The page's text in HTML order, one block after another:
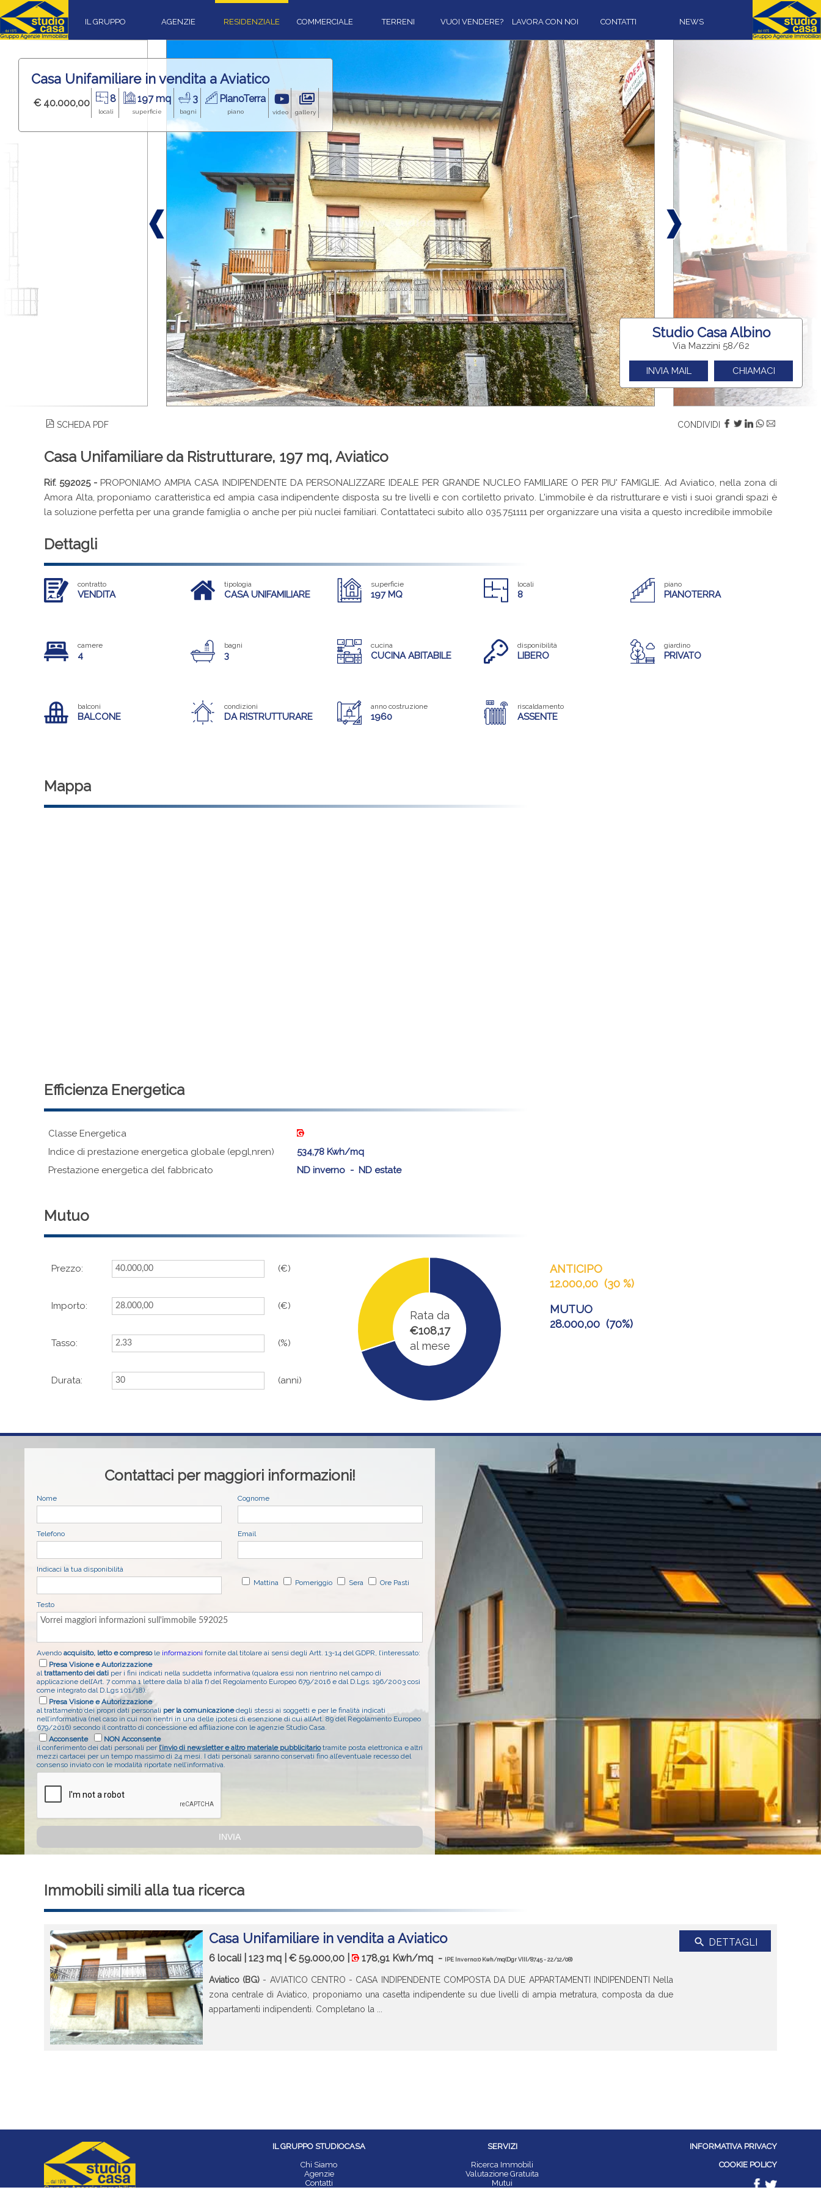
IL GRUPPO AGENZIE RESIDENZIALE COMMERCIALE TERRENI VUOI VENDERE? LAVORA CON NOI CONTATTI NEWS
Casa Unifamiliare in vendita a Aviatico
€ 40.000,00 8
locali
197 mq
superficie
3
bagni
PianoTerra
piano video gallery
Studio Casa Albino
Via Mazzini 58/62
INVIA MAIL CHIAMACI
SCHEDA PDF CONDIVIDI
Casa Unifamiliare da Ristrutturare, 197 mq, Aviatico
Rif. 592025 - PROPONIAMO AMPIA CASA INDIPENDENTE DA PERSONALIZZARE IDEALE PER GRANDE NUCLEO FAMILIARE O PER PIU' FAMIGLIE. Ad Aviatico, nella zona di
Amora Alta, proponiamo caratteristica ed ampia casa indipendente disposta su tre livelli e con cortiletto privato. L'immobile è da ristrutturare e visti i suoi grandi spazi è
la soluzione perfetta per una grande famiglia o anche per più nuclei familiari. Contattateci subito allo 035.751111 per organizzare una visita a questo incredibile immobile
Dettagli
contratto
VENDITA
tipologia
CASA UNIFAMILIARE
superficie
197 MQ
locali
8
piano
PIANOTERRA
camere
4
bagni
3
cucina
CUCINA ABITABILE
disponibilità
LIBERO
giardino
PRIVATO
balconi
BALCONE
condizioni
DA RISTRUTTURARE
anno costruzione
1960
riscaldamento
ASSENTE
Mappa
Efficienza Energetica
Classe Energetica
Indice di prestazione energetica globale (epgl,nren)
534,78 Kwh/mq
Prestazione energetica del fabbricato
ND inverno - ND estate
Mutuo
Prezzo: (€)
Importo: (€)
Tasso: (%)
Durata: (anni)
Rata da
€108,17
al mese
ANTICIPO
12.000,00 (30 %)
MUTUO
28.000,00 (70%)
Contattaci per maggiori informazioni!
Nome Cognome
Telefono Email
Indicaci la tua disponibilità
Mattina
Pomeriggio Sera Ore Pasti
Testo
Avendo acquisito, letto e compresole informazioni fornite dal titolare ai sensi degli Artt. 13-14 del GDPR, l’interessato:
Presa Visione e Autorizzazione
altrattamento dei dati per i fini indicati nella suddetta informativa (qualora essi non rientrino nel campo di
applicazione dell’Art. 7 comma 1 lettere dalla b) alla f) del Regolamento Europeo 679/2016 e dal D.Lgs. 196/2003 così
come integrato dal D.Lgs 101/18).
Presa Visione e Autorizzazione
al trattamento dei propri dati personali per la comunicazionedegli stessi ai soggetti e per le finalità indicati
nell’informativa (nel caso in cui non rientri in una delle ipotesi di esenzione di cui all’Art. 89 del Regolamento Europeo
679/2016) secondo il contratto di concessione ed affiliazione con le agenzie Studio Casa.
Acconsente
NON Acconsente
il conferimento dei dati personali per l’invio di newsletter e altro materiale pubblicitariotramite posta elettronica e altri
mezzi cartacei per un tempo massimo di 24 mesi. I dati personali saranno conservati fino all’eventuale recesso del
consenso inviato con le modalità riportate nell’informativa.
Immobili simili alla tua ricerca
Casa Unifamiliare in vendita a Aviatico
6 locali | 123 mq | € 59.000,00 | 178,91 Kwh/mq - IPE Inverno:0 Kwh/mq(Dgr VIII/8745 - 22/12/08)
Aviatico (BG) - AVIATICO CENTRO - CASA INDIPENDENTE COMPOSTA DA DUE APPARTAMENTI INDIPENDENTI Nella
zona centrale di Aviatico, proponiamo una casetta indipendente su due livelli di ampia metratura, composta da due
appartamenti indipendenti. Completano la ...
search DETTAGLI
IL GRUPPO STUDIOCASA
Chi Siamo
Agenzie
Contatti
SERVIZI
Ricerca Immobili
Valutazione Gratuita
Mutui
INFORMATIVA PRIVACY
COOKIE POLICY